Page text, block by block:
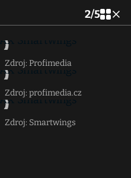
2/5
Zdroj: Profimedia
Zdroj: profimedia.cz
Zdroj: Smartwings